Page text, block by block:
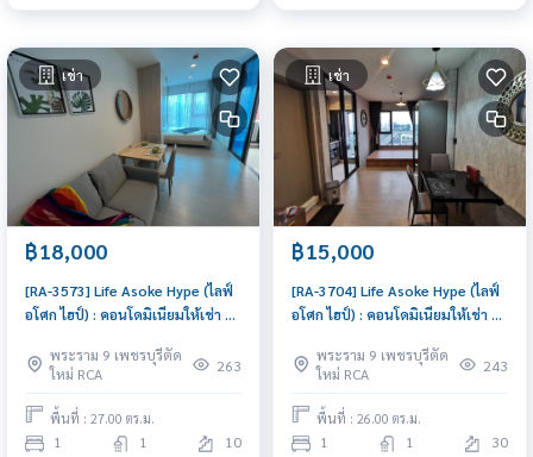
เช่า
฿18,000
[RA-3573] Life Asoke Hype (ไลฟ์
อโศก ไฮป์) : คอนโดมิเนียมให้เช่า 1
ห้องพร้อมอยู่
พระราม 9 เพชรบุรีตัด
ใหม่ RCA
263
พื้นที่ : 27.00 ตร.ม.
1 1 10
เช่า
฿15,000
[RA-3704] Life Asoke Hype (ไลฟ์
อโศก ไฮป์) : คอนโดมิเนียมให้เช่า 1
ราคาพิเศษ
พระราม 9 เพชรบุรีตัด
ใหม่ RCA
243
พื้นที่ : 26.00 ตร.ม.
1 1 30